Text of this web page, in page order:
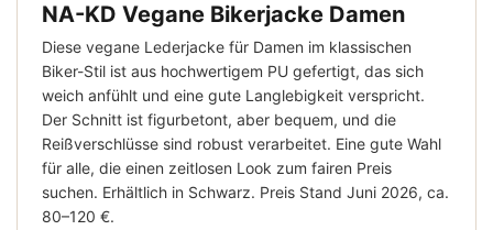
NA-KD Vegane Bikerjacke Damen
Diese vegane Lederjacke für Damen im klassischen
Biker-Stil ist aus hochwertigem PU gefertigt, das sich
weich anfühlt und eine gute Langlebigkeit verspricht.
Der Schnitt ist figurbetont, aber bequem, und die
Reißverschlüsse sind robust verarbeitet. Eine gute Wahl
für alle, die einen zeitlosen Look zum fairen Preis
suchen. Erhältlich in Schwarz. Preis Stand Juni 2026, ca.
80–120 €.